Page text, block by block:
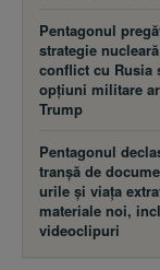
Pentagonul
strategie
conflict cu Rusia
opțiuni militare
Trump
Pentagonul
tranșă de
urile și viața
materiale noi,
videoclipuri